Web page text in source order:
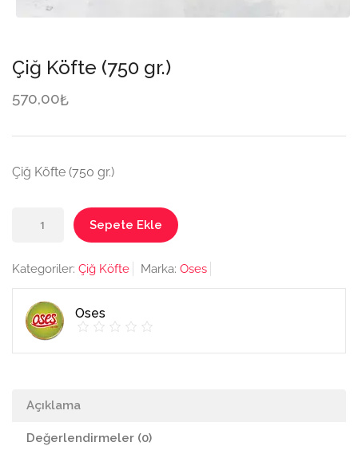
Çiğ Köfte (750 gr.)
570,00₺
Çiğ Köfte (750 gr.)
adet
Sepete Ekle
Kategoriler: Çiğ Köfte Marka: Oses
Oses
Açıklama
Değerlendirmeler (0)